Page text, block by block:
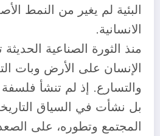
البئية لم يغير من النمط
الانسانية.
منذ الثورة الصناعية
الإنسان على الأرض وبات
والتسارع. إذ لم تنشأ
بل نشأت في السياق
المجتمع وتطوره، على